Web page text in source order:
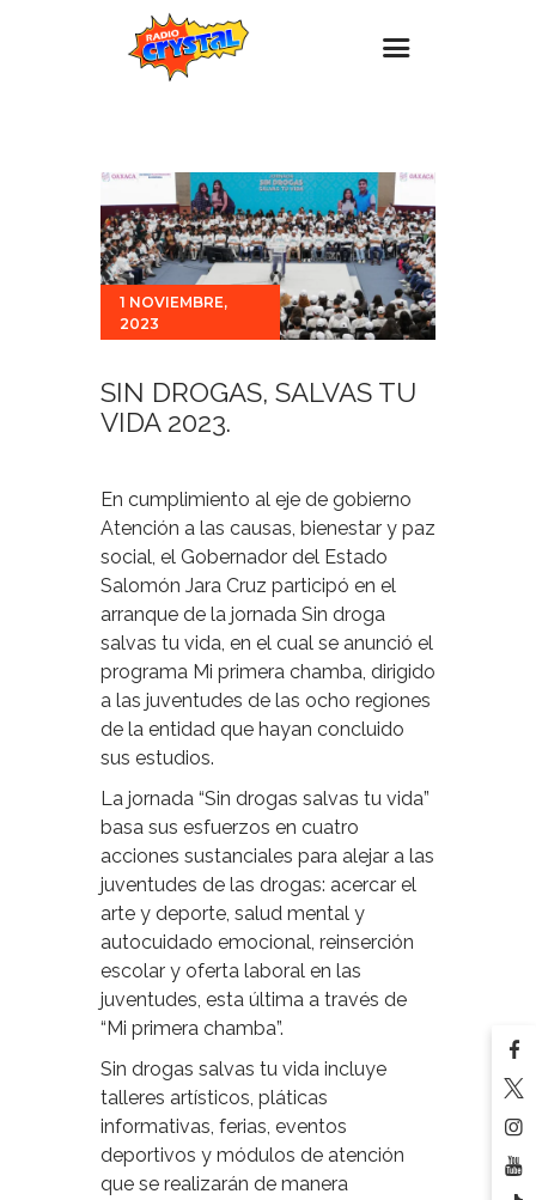
Estaciones
Eventos
Promociones
Noticias
Contacto
1 NOVIEMBRE,
2023
SIN DROGAS, SALVAS TU
VIDA 2023.
En cumplimiento al eje de gobierno
Atención a las causas, bienestar y paz
social, el Gobernador del Estado
Salomón Jara Cruz participó en el
arranque de la jornada Sin droga
salvas tu vida, en el cual se anunció el
programa Mi primera chamba, dirigido
a las juventudes de las ocho regiones
de la entidad que hayan concluido
sus estudios.
La jornada “Sin drogas salvas tu vida”
basa sus esfuerzos en cuatro
acciones sustanciales para alejar a las
juventudes de las drogas: acercar el
arte y deporte, salud mental y
autocuidado emocional, reinserción
escolar y oferta laboral en las
juventudes, esta última a través de
“Mi primera chamba”.
Sin drogas salvas tu vida incluye
talleres artísticos, pláticas
informativas, ferias, eventos
deportivos y módulos de atención
que se realizarán de manera